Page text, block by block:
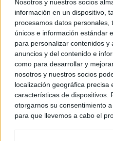
Nosotros y nuestros socios
información en un dispositivo,
procesamos datos personales,
únicos e información estándar
para personalizar contenidos y
anuncios y del contenido e
como para desarrollar y
nosotros y nuestros socios
localización geográfica precisa
características de dispositivos.
otorgarnos su consentimiento
para que llevemos a cabo el
© Kiosko.net Aviso Legal